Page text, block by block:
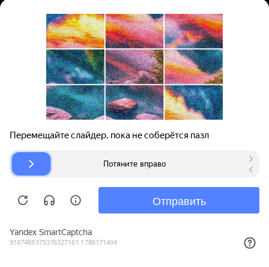
Поиск запчастей
Для автокомпаний
Авторазборки
О проекте
Помощь
Карта сайта
© bibinet.ru - система поиска запчастей,
Copyright 2010-2026 Все права защищены